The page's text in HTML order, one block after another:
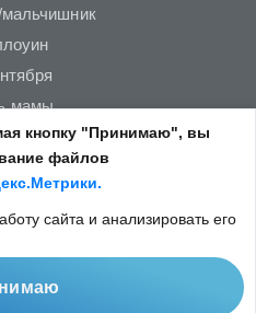
мамы
год
кнопку "Принимаю", вы
файлов
сайта и анализировать его